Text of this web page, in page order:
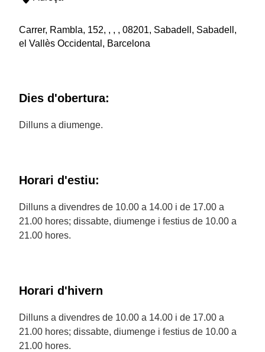
Carrer, Rambla, 152, , , , 08201, Sabadell, Sabadell,
el Vallès Occidental, Barcelona
Dies d'obertura:
Dilluns a diumenge.
Horari d'estiu:
Dilluns a divendres de 10.00 a 14.00 i de 17.00 a
21.00 hores; dissabte, diumenge i festius de 10.00 a
21.00 hores.
Horari d'hivern
Dilluns a divendres de 10.00 a 14.00 i de 17.00 a
21.00 hores; dissabte, diumenge i festius de 10.00 a
21.00 hores.